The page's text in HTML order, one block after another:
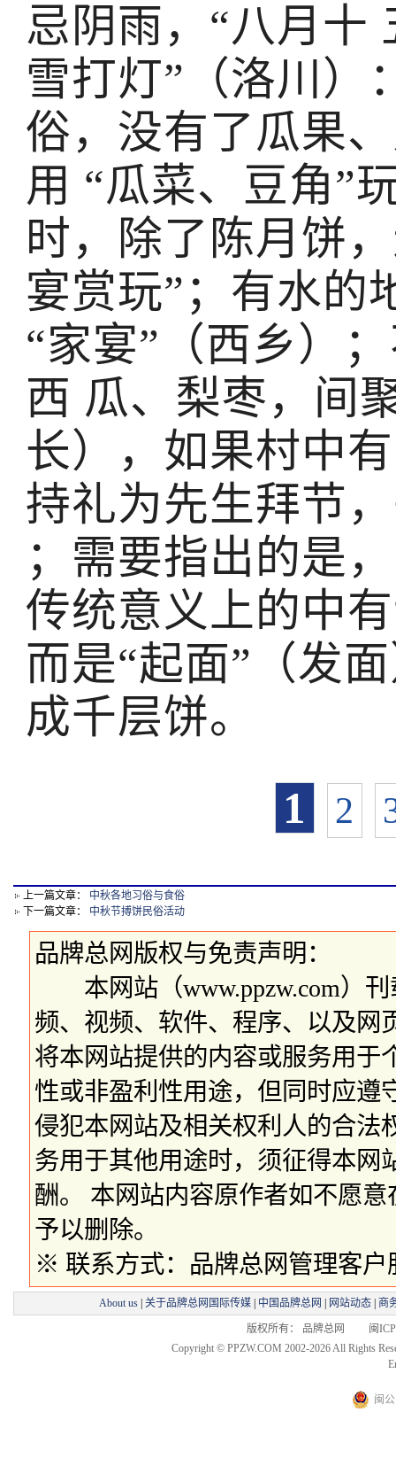
忌阴雨，“八月十
雪打灯”（洛川）
俗，没有了瓜果
用 “瓜菜、豆角”
时，除了陈月饼
宴赏玩”；有水的
“家宴”（西乡）
西 瓜、梨枣，间
长），如果村中
持礼为先生拜节
；需要指出的是
传统意义上的中
而是“起面”（发
成千层饼。
1
2
上一篇文章： 中秋各地习俗与食俗
下一篇文章： 中秋节搏饼民俗活动
品牌总网版权与免责声明：
本网站（www.ppzw.com）刊
频、视频、软件、程序、以及网
将本网站提供的内容或服务用于
性或非盈利性用途，但同时应遵
侵犯本网站及相关权利人的合法
务用于其他用途时，须征得本网
酬。 本网站内容原作者如不愿
予以删除。
※ 联系方式：品牌总网管理客户
About us 关于品牌总网国际传媒 中国品牌总网 网站动态 商
版权所有： 品牌总网 闽ICP
Copyright © PPZW.COM 2002-2026 All Rights
闽